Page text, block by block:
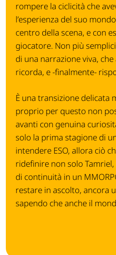
rompere la ciclicità che
l’esperienza del suo
centro della scena, e con
giocatore. Non più
di una narrazione viva,
ricorda, e -finalmente-
È una transizione delicata
proprio per questo non
avanti con genuina
solo la prima stagione di
intendere ESO, allora ciò
ridefinire non solo
di continuità in un
restare in ascolto, ancora
sapendo che anche il